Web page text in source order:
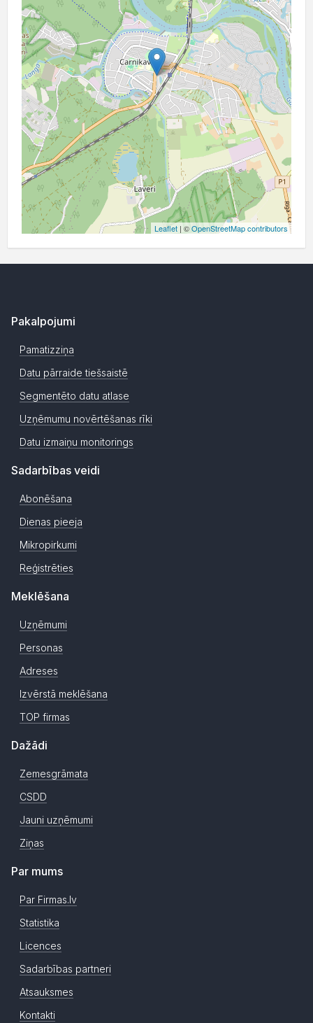
Leaflet | ©OpenStreetMap contributors
Pakalpojumi
Pamatizziņa
Datu pārraide tiešsaistē
Segmentēto datu atlase
Uzņēmumu novērtēšanas rīki
Datu izmaiņu monitorings
Sadarbības veidi
Abonēšana
Dienas pieeja
Mikropirkumi
Reģistrēties
Meklēšana
Uzņēmumi
Personas
Adreses
Izvērstā meklēšana
TOP firmas
Dažādi
Zemesgrāmata
CSDD
Jauni uzņēmumi
Ziņas
Par mums
Par Firmas.lv
Statistika
Licences
Sadarbības partneri
Atsauksmes
Kontakti